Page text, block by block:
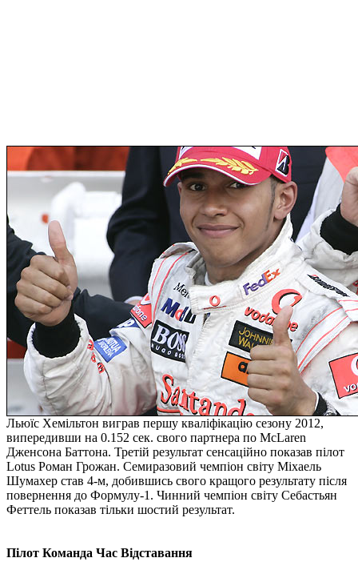
Льюїс Хемільтон виграв першу кваліфікацію сезону 2012,
випередивши на 0.152 сек. свого партнера по McLaren
Дженсона Баттона. Третій результат сенсаційно показав пілот
Lotus Роман Грожан. Семиразовий чемпіон світу Міхаель
Шумахер став 4-м, добившись свого кращого результату після
повернення до Формулу-1. Чинний чемпіон світу Себастьян
Феттель показав тільки шостий результат.
Пілот Команда Час Відставання